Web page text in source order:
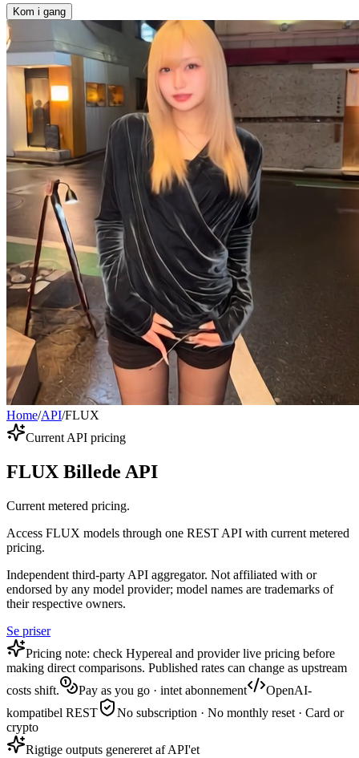
Kom i gang
Home/API/FLUX
Current API pricing
FLUX Billede API
Current metered pricing.
Access FLUX models through one REST API with current metered
pricing.
Independent third-party API aggregator. Not affiliated with or
endorsed by any model provider; model names are trademarks of
their respective owners.
Se priser
Pricing note: check Hypereal and provider live pricing before
making direct comparisons. Published rates can change as upstream
costs shift.
Pay as you go · intet abonnement
OpenAI-
kompatibel REST
No subscription · No monthly reset · Card or
crypto
Rigtige outputs genereret af API'et